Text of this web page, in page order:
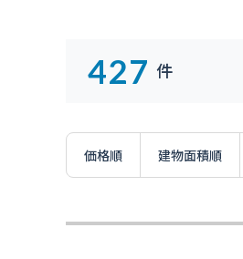
427 件
価格順 建物面積順